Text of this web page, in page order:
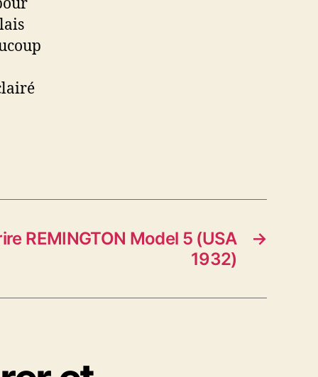
→
REMINGTON Model 5 (USA
1932)